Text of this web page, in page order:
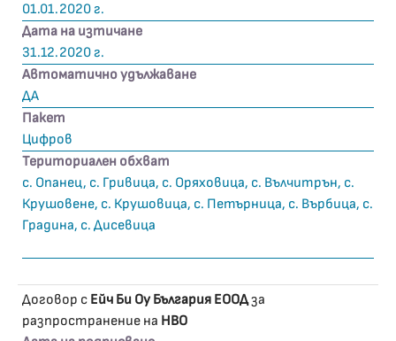
01.01.2020 г.
Дата на изтичане
31.12.2020 г.
Автоматично удължаване
ДА
Пакет
Цифров
Териториален обхват
с. Опанец, с. Гривица, с. Оряховица, с. Вълчитрън, с.
Крушовене, с. Крушовица, с. Петърница, с. Върбица, с.
Градина, с. Дисевица
Договор с Ейч Би Оу България ЕООДза
разпространение на HBO